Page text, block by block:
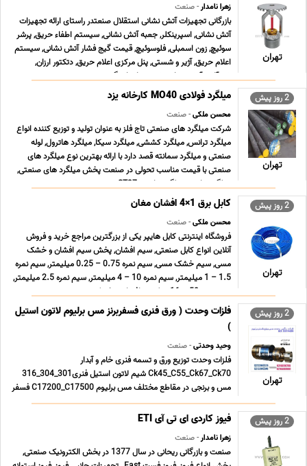
تهران
زهرا نامدار- صنعت
بازرگانی تجهیزات آتش نشانی استقلال صنعتدر راستای ارائه تجهیزات
آتش نشانی, اسپرینکلر, جعبه آتش نشانی, سیستم اطفاء حریق, پرشر
سوئیچ, زون اسمبلی, فلوسوئیچ, قیمت گیج فشار آتش نشانی, سیستم
اعلام حریق, آژیر و شستی, پنل مرکزی اعلام حریق, دتکتور ارزان,
شیرآلات آتش نشانی, شیر پروانه ای گی ... ...
2 روز پیش
تهران
میلگرد فولادی MO40 کارخانه یزد
محسن ملکی- صنعت
شرکت میلگرد های صنعتی تاج فلز به عنوان تولید و توزیع کننده انواع
میلگرد ترانس, میلگرد کششی, میلگرد سیکا, میلگرد هاترول, لوله
صنعتی و میلگرد سمانته قصد دارد با ارائه بهترین نوع میلگرد های
صنعتی با قیمت مناسب تحولی در صنعت پخش میلگرد های صنعتی,
میلگرد ترانس, میلگرد ترانسی ST37 , می ... ...
2 روز پیش
تهران
کابل برق 1×4 افشان مغان
محسن ملکی- صنعت
فروشگاه اینترنتی کابل هایپر یکی از بزرگترین مراجع خرید و فروش
آنلاین انواع کابل صنعتی, سیم افشان, پخش سیم افشان و خشک
مسی, سیم خشک مسی, سیم نمره 0.75 – 0.25 میلیمتر, سیم نمره
1.5 – 1 میلیمتر, سیم نمره 10 – 4 میلیمتر, سیم نمره 2.5 میلیمتر,
سیم نمره 50 – 16 میلیمتر افشان و خشک زمین ... ...
2 روز پیش
تهران
فلزات وحدت ( ورق فنری فسفربرنز مس برلیوم لاتون استیل
)
وحید وحدتی- صنعت
فلزات وحدت توزیع ورق و تسمه فنری خام و آبدار
Ck45_C55_Ck67_Ck70 شیم لاتون استیل فنری301_304_316
مس و برنجی در مقاطع مختلف مس برلیوم C17200_C17500 فسفر
برنز Cusn6_Cusn8 آلومینیوم معمولی و آلیاژی
2 روز پیش فیوز کاردی ای تی آی ETI
زهرا نامدار- صنعت
صنعت و بازرگانی ریحانی در سال 1377 در بخش الکترونیک صنعتی,